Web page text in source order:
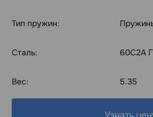
Тип пружин:
Сталь: 60С2А
Вес: 5.35